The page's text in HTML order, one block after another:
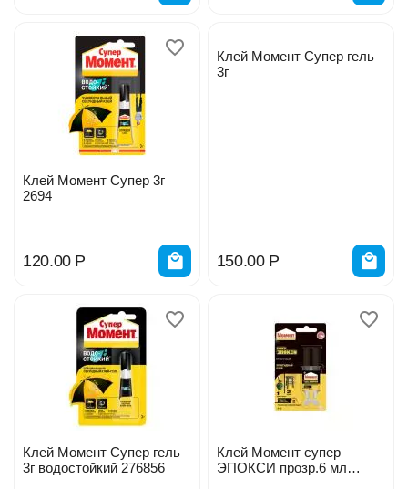
Клей Момент Супер 3г
2694
120.00 Р
Клей Момент Супер гель
3г
150.00 Р
Клей Момент Супер гель
3г водостойкий 276856
Клей Момент супер
ЭПОКСИ прозр.6 мл